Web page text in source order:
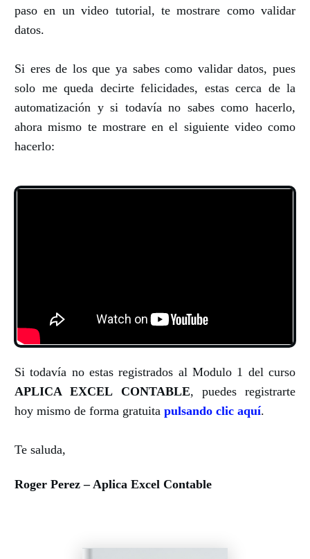
paso en un video tutorial, te mostrare como validar
datos.
Si eres de los que ya sabes como validar datos, pues
solo me queda decirte felicidades, estas cerca de la
automatización y si todavía no sabes como hacerlo,
ahora mismo te mostrare en el siguiente video como
hacerlo:
Si todavía no estas registrados al Modulo 1 del curso
APLICA EXCEL CONTABLE, puedes registrarte
hoy mismo de forma gratuita pulsando clic aquí.
Te saluda,
Roger Perez – Aplica Excel Contable